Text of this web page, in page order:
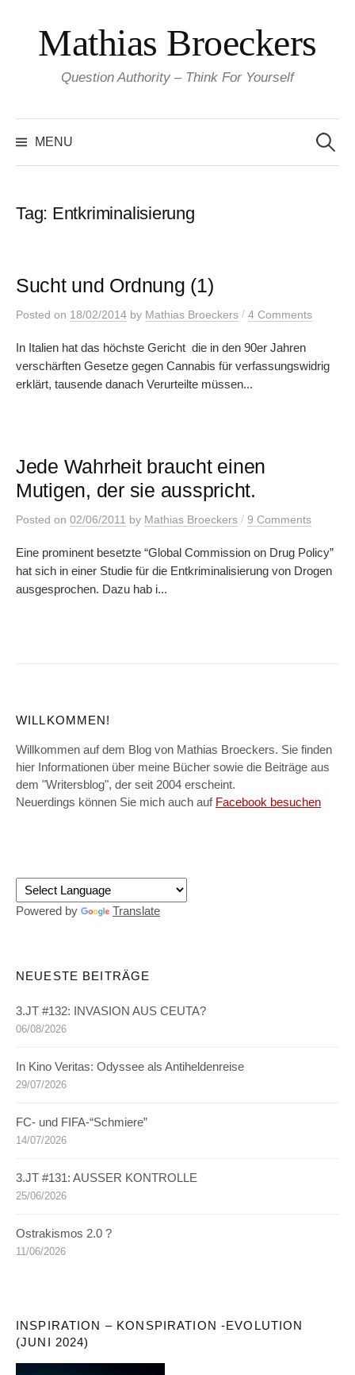
content
Mathias Broeckers
Question Authority – Think For Yourself
MENU
for:
Tag: Entkriminalisierung
Sucht und Ordnung (1)
Posted on 18/02/2014 by Mathias Broeckers / 4 Comments
In Italien hat das höchste Gericht die in den 90er Jahren
verschärften Gesetze gegen Cannabis für verfassungswidrig
erklärt, tausende danach Verurteilte müssen...
Jede Wahrheit braucht einen
Mutigen, der sie ausspricht.
Posted on 02/06/2011 by Mathias Broeckers / 9 Comments
Eine prominent besetzte “Global Commission on Drug Policy”
hat sich in einer Studie für die Entkriminalisierung von Drogen
ausgesprochen. Dazu hab i...
WILLKOMMEN!
Willkommen auf dem Blog von Mathias Broeckers. Sie finden
hier Informationen über meine Bücher sowie die Beiträge aus
dem "Writersblog", der seit 2004 erscheint.
Neuerdings können Sie mich auch auf Facebook besuchen
Powered by Translate
NEUESTE BEITRÄGE
3.JT #132: INVASION AUS CEUTA?
06/08/2026
In Kino Veritas: Odyssee als Antiheldenreise
29/07/2026
FC- und FIFA-“Schmiere”
14/07/2026
3.JT #131: AUSSER KONTROLLE
25/06/2026
Ostrakismos 2.0 ?
11/06/2026
INSPIRATION – KONSPIRATION -EVOLUTION
(JUNI 2024)